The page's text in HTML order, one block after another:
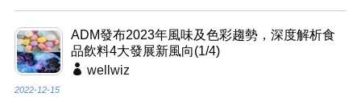
ADM發布2023年風味及色彩趨勢，深度解析食
品飲料4大發展新風向(1/4)
wellwiz
2022-12-15